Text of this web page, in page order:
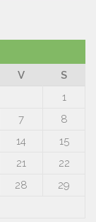
V
S
1
7
8
14
15
21
22
28
29